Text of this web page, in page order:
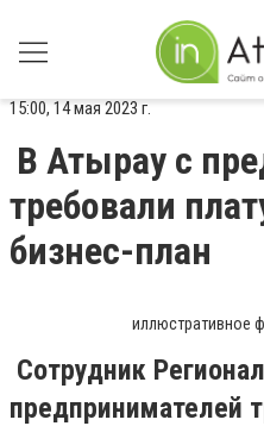
15:00, 14 мая 2023 г.
В Атырау с
требовали
бизнес-план
иллюстративное
Сотрудник
предпринимателей